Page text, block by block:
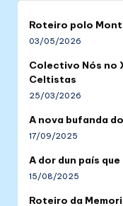
Roteiro polo
03/05/2026
Colectivo Nós no
Celtistas
25/03/2026
A nova bufanda
17/09/2025
A dor dun país que
15/08/2025
Roteiro da